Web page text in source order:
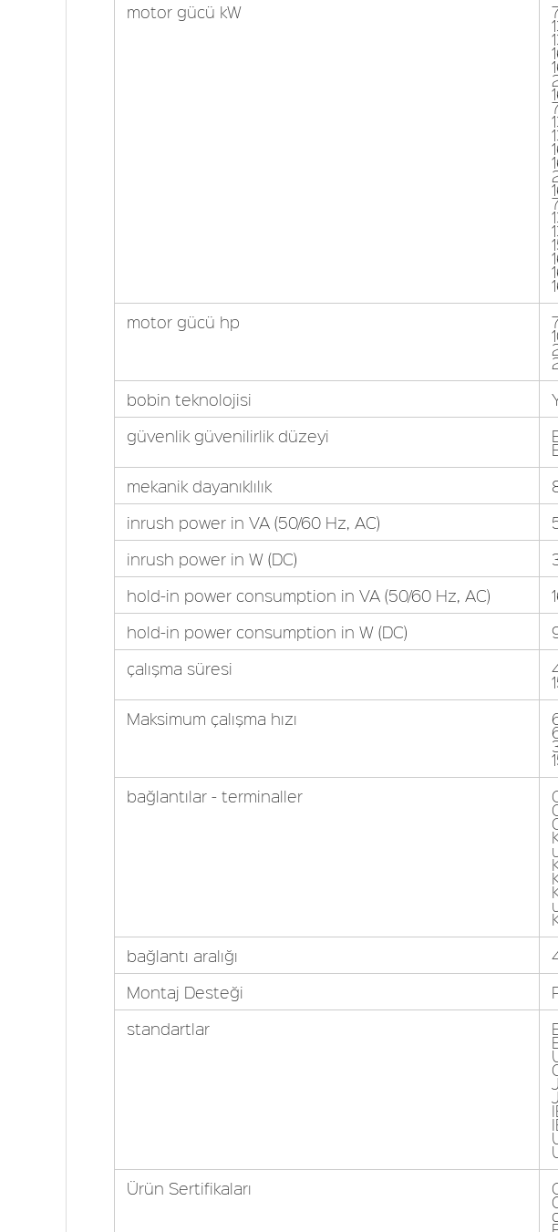
motor gücü kW
motor gücü hp
bobin teknolojisi
güvenlik güvenilirlik düzeyi
mekanik dayanıklılık
inrush power in VA (50/60 Hz, AC)
inrush power in W (DC)
hold-in power consumption in VA (50/60 Hz, AC)
hold-in power consumption in W (DC)
çalışma süresi
Maksimum çalışma hızı
bağlantılar - terminaller
bağlantı aralığı
Montaj Desteği
standartlar
Ürün Sertifikaları